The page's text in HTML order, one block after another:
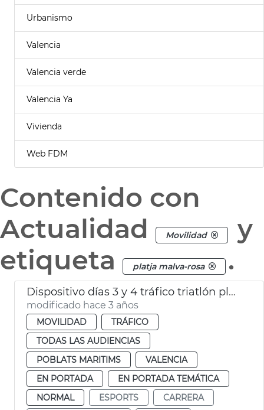
Urbanismo
Valencia
Valencia verde
Valencia Ya
Vivienda
Web FDM
Contenido con
Actualidad
Movilidad
y
etiqueta
platja malva-rosa .
Dispositivo días 3 y 4 tráfico triatlón playa Malva-rosa
modificado hace 3 años
MOVILIDAD
TRÁFICO
TODAS LAS AUDIENCIAS
POBLATS MARITIMS
VALENCIA
EN PORTADA
EN PORTADA TEMÁTICA
NORMAL
ESPORTS
CARRERA